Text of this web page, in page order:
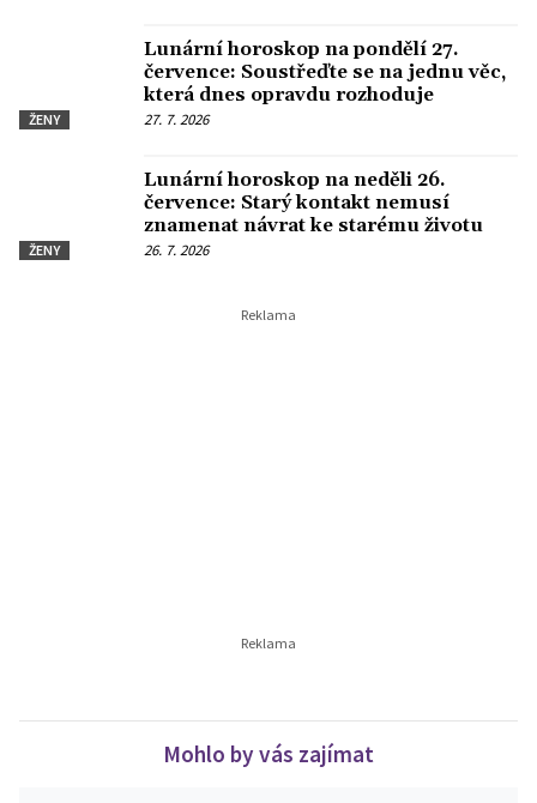
ŽENY
Lunární horoskop na pondělí 27.
července: Soustřeďte se na jednu věc,
která dnes opravdu rozhoduje
27. 7. 2026
ŽENY
Lunární horoskop na neděli 26.
července: Starý kontakt nemusí
znamenat návrat ke starému životu
26. 7. 2026
Mohlo by vás zajímat